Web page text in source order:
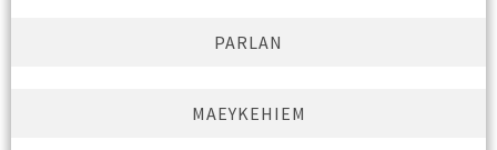
PARLAN
MAEYKEHIEM